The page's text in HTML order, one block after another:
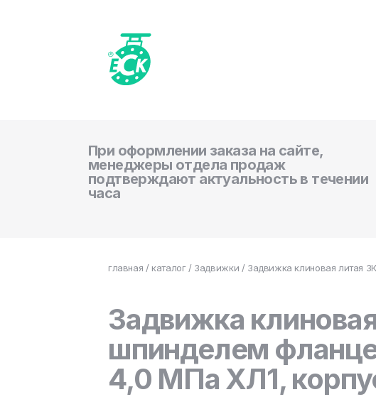
При оформлении заказа на сайте,
менеджеры отдела продаж
подтверждают актуальность в течении
часа
главная / каталог/ Задвижки / Задвижка клиновая литая
Задвижка
шпинделем
4,0 МПа ХЛ1,